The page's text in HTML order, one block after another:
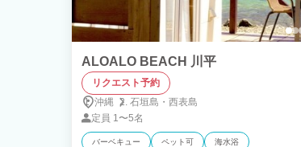
ALOALO BEACH 川平
リクエスト予約
沖縄
石垣島・ 西表島
定員 1〜5名
バーベキュー ペット可 海水浴